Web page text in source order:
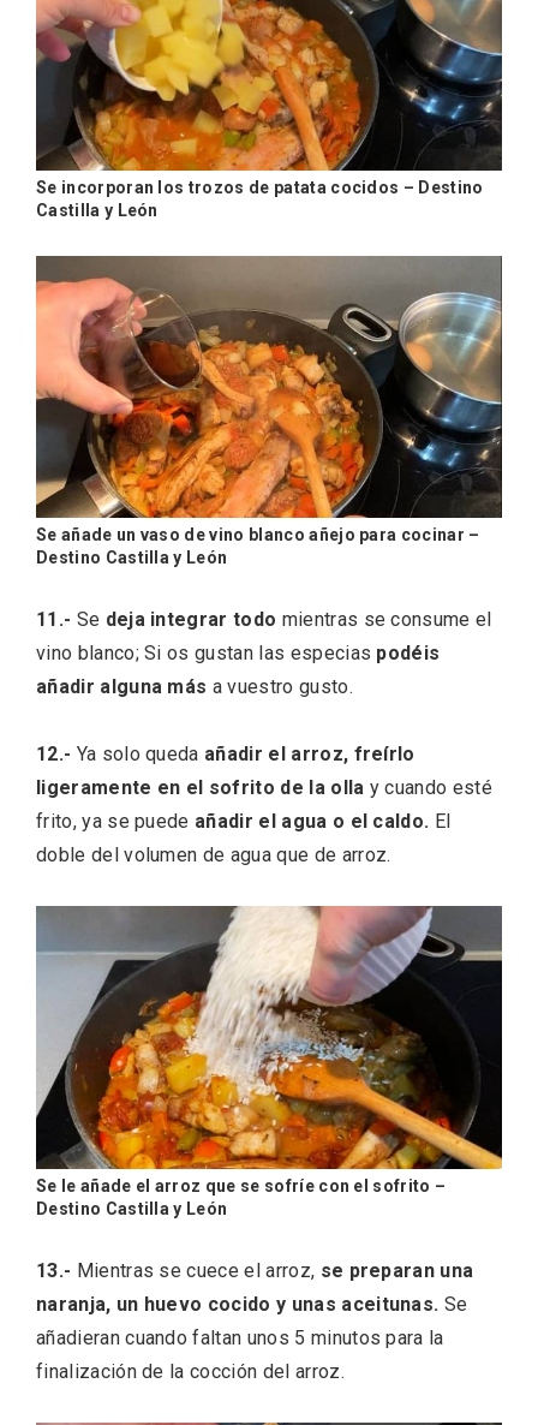
Se incorporan los trozos de patata cocidos – Destino
Castilla y León
Se añade un vaso de vino blanco añejo para cocinar –
Destino Castilla y León
11.- Se deja integrar todo mientras se consume el
vino blanco; Si os gustan las especias podéis
añadir alguna más a vuestro gusto.
12.- Ya solo queda añadir el arroz, freírlo
ligeramente en el sofrito de la olla y cuando esté
frito, ya se puede añadir el agua o el caldo. El
doble del volumen de agua que de arroz.
Se le añade el arroz que se sofríe con el sofrito –
Destino Castilla y León
13.- Mientras se cuece el arroz, se preparan una
naranja, un huevo cocido y unas aceitunas. Se
añadieran cuando faltan unos 5 minutos para la
finalización de la cocción del arroz.
IGP Morcilla de Burgos triunfó en el
Salón Gourmet 2026
Disfrutar de la Semana Santa en Rueda
en 2026